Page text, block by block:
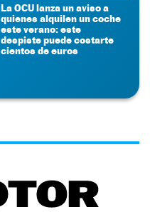
La OCU lanza un aviso a
quienes alquilen un coche
este verano: este
despiste puede costarte
cientos de euros